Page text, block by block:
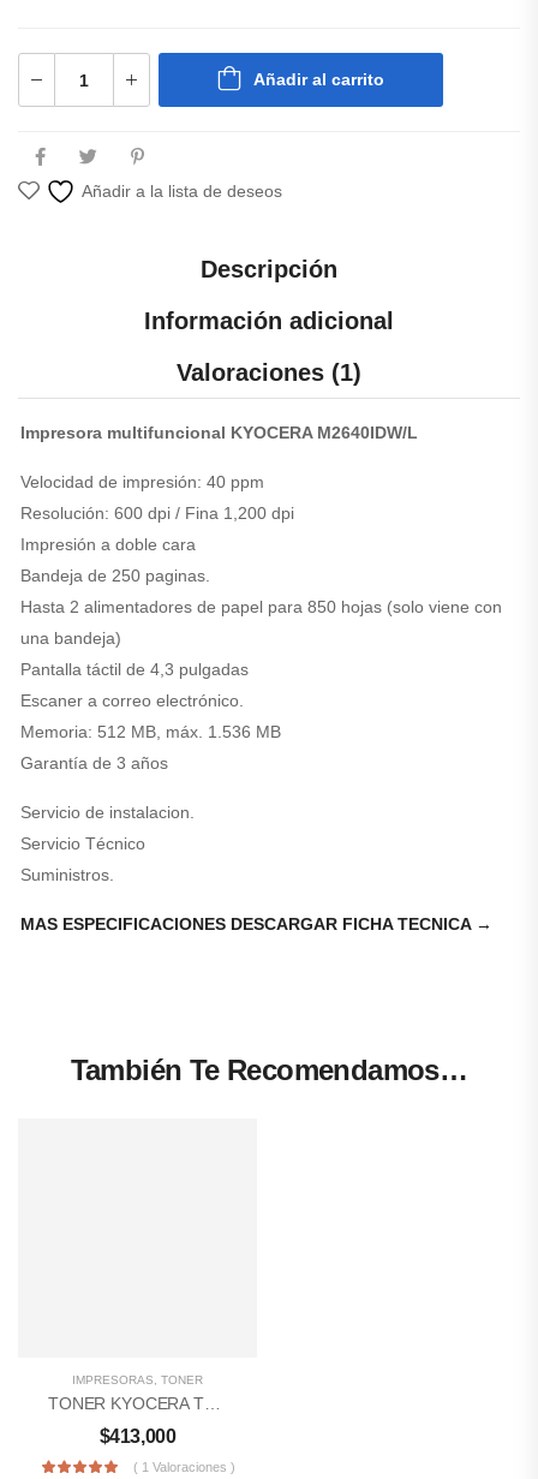
Añadir al carrito
Añadir a la lista de deseos
Descripción
Información adicional
Valoraciones (1)
Impresora multifuncional KYOCERA M2640IDW/L
Velocidad de impresión: 40 ppm
Resolución: 600 dpi / Fina 1,200 dpi
Impresión a doble cara
Bandeja de 250 paginas.
Hasta 2 alimentadores de papel para 850 hojas (solo viene con
una bandeja)
Pantalla táctil de 4,3 pulgadas
Escaner a correo electrónico.
Memoria: 512 MB, máx. 1.536 MB
Garantía de 3 años
Servicio de instalacion.
Servicio Técnico
Suministros.
MAS ESPECIFICACIONES DESCARGAR FICHA TECNICA →
También Te Recomendamos…
IMPRESORAS TONER
TONER KYOCERA TK-1175
$413,000
( 1 Valoraciones )